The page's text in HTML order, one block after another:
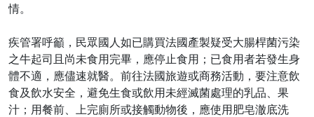
情。
疾管署呼籲，民眾國人如已購買法國產製疑受大腸桿菌污染
之牛起司且尚未食用完畢，應停止食用；已食用者若發生身
體不適，應儘速就醫。前往法國旅遊或商務活動，要注意飲
食及飲水安全，避免生食或飲用未經滅菌處理的乳品、果
汁；用餐前、上完廁所或接觸動物後，應使用肥皂澈底洗